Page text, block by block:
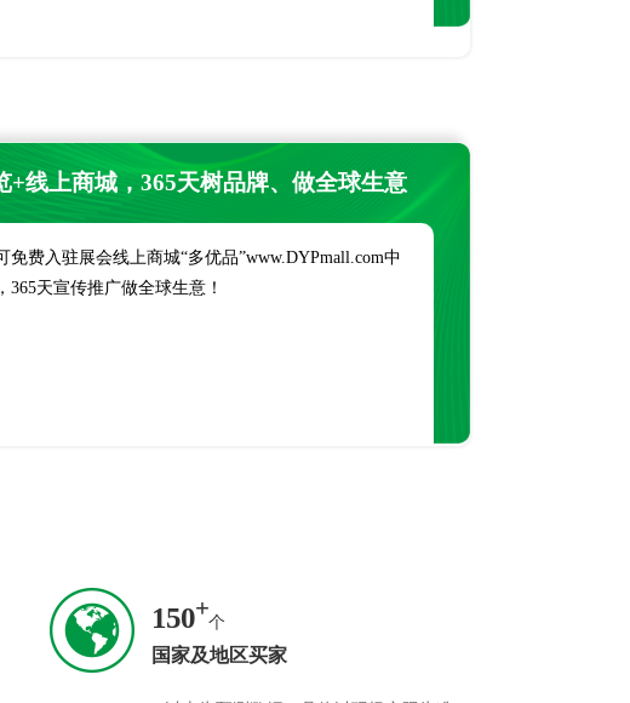
+线上商城，365天树品牌、做全球生意
免费入驻展会线上商城“多优品”www.DYPmall.com中
365天宣传推广做全球生意！
150+个
国家及地区买家